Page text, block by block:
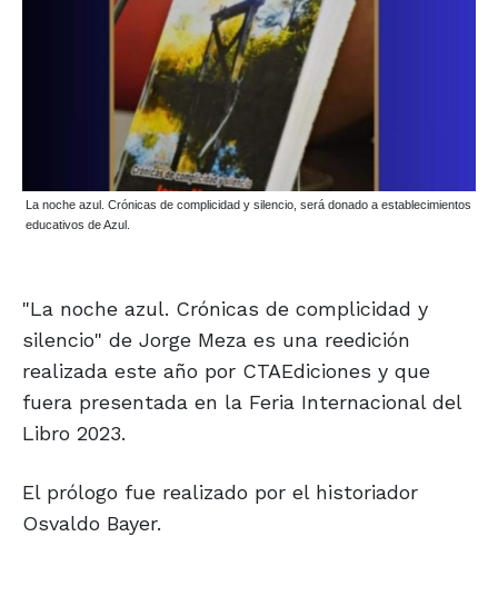
La noche azul. Crónicas de complicidad y silencio, será donado a establecimientos
educativos de Azul.
"La noche azul. Crónicas de complicidad y
silencio" de Jorge Meza es una reedición
realizada este año por CTAEdiciones y que
fuera presentada en la Feria Internacional del
Libro 2023.
El prólogo fue realizado por el historiador
Osvaldo Bayer.